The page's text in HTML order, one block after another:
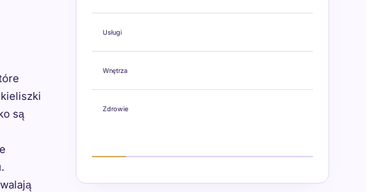
są
Usługi
Wnętrza
Zdrowie